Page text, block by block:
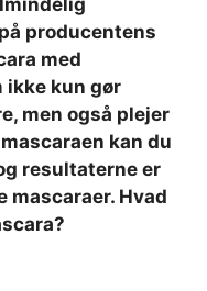
producentens
med
ikke kun gør
men også plejer
kan du
resultaterne er
mascaraer. Hvad